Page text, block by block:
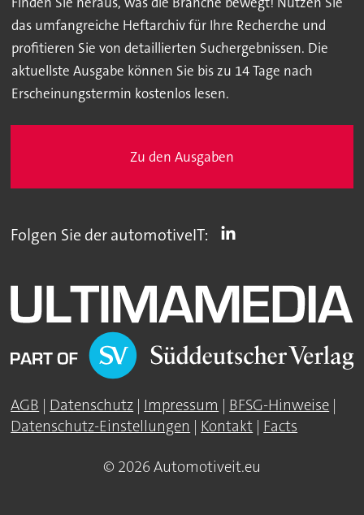
das umfangreiche Heftarchiv für Ihre Recherche und
profitieren Sie von detaillierten Suchergebnissen. Die
aktuellste Ausgabe können Sie bis zu 14 Tage nach
Erscheinungstermin kostenlos lesen.
Zu den Ausgaben
Folgen Sie der automotiveIT:
AGB | Datenschutz | Impressum | BFSG-Hinweise |
Datenschutz-Einstellungen | Kontakt | Facts
© 2026 Automotiveit.eu